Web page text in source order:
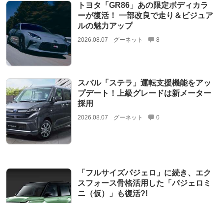
トヨタ「GR86」あの限定ボディカラ
ーが復活！ 一部改良で走り＆ビジュア
ルの魅力アップ
2026.08.07 グーネット 8
スバル「ステラ」運転支援機能をアッ
プデート！上級グレードは新メーター
採用
2026.08.07 グーネット 0
「フルサイズパジェロ」に続き、エク
スフォース骨格活用した「パジェロミ
ニ（仮）」も復活?!